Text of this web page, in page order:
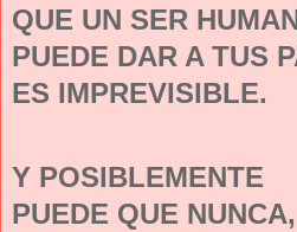
QUE UN SER
PUEDE DAR A TUS
ES IMPREVISIBLE.
Y POSIBLEMENTE
PUEDE QUE NUNCA,